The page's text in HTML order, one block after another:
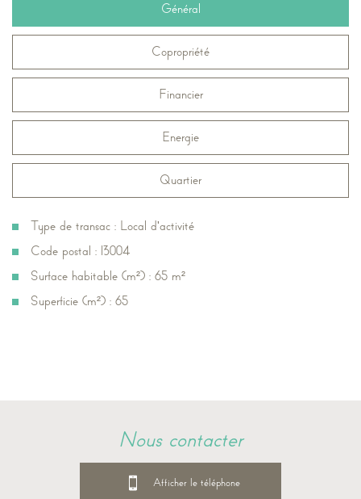
Général
Copropriété
Financier
Energie
Quartier
Type de transac : Local d'activité
Code postal : 13004
Surface habitable (m²) : 65 m²
Superficie (m²) : 65
nous contacter
Afficher le téléphone
04 91 91 87 53